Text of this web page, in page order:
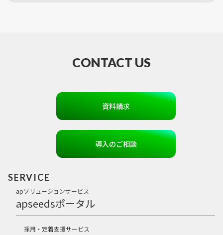
CONTACT US
資料請求
導入のご相談
SERVICE
apソリューションサービス
apseedsポータル
採用・定着支援サービス